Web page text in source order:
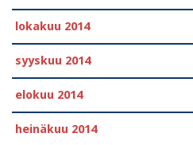
lokakuu 2014
syyskuu 2014
elokuu 2014
heinäkuu 2014